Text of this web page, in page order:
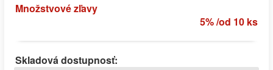
Množstvové zľavy
5% /od 10 ks
Skladová dostupnosť: